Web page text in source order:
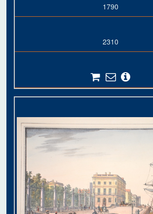
1790
2310